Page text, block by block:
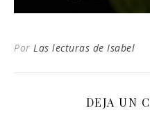
Por Las lecturas de Isabel
DEJA UN